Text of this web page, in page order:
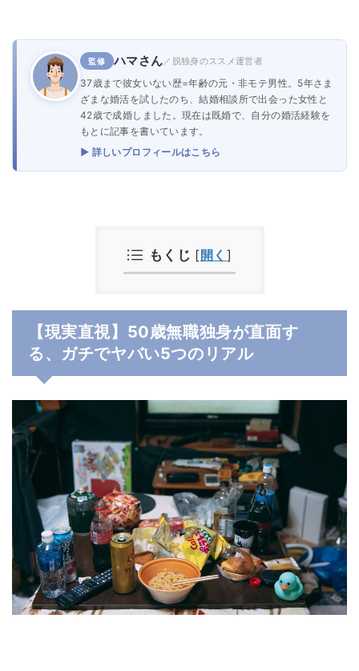
監修 ハマさん ／脱独身のススメ運営者
37歳まで彼女いない歴=年齢の元・非モテ男性。5年さま
ざまな婚活を試したのち、結婚相談所で出会った女性と
42歳で成婚しました。現在は既婚で、自分の婚活経験を
もとに記事を書いています。
▶ 詳しいプロフィールはこちら
もくじ [開く ]
【現実直視】50歳無職独身が直面す
る、ガチでヤバい5つのリアル